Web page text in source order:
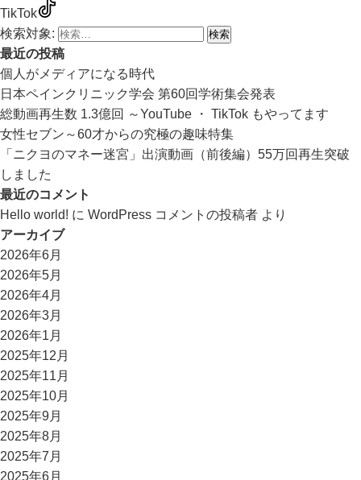
TikTok
検索対象:
最近の投稿
個人がメディアになる時代
日本ペインクリニック学会 第60回学術集会発表
総動画再生数 1.3億回 ～YouTube ・ TikTok もやってます
女性セブン～60才からの究極の趣味特集
「ニクヨのマネー迷宮」出演動画（前後編）55万回再生突破
しました
最近のコメント
Hello world! に WordPress コメントの投稿者 より
アーカイブ
2026年6月
2026年5月
2026年4月
2026年3月
2026年1月
2025年12月
2025年11月
2025年10月
2025年9月
2025年8月
2025年7月
2025年6月